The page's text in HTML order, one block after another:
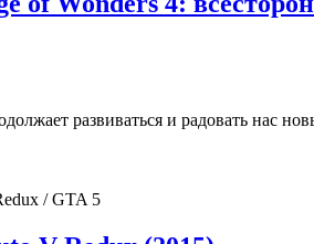
развиваться и радовать нас